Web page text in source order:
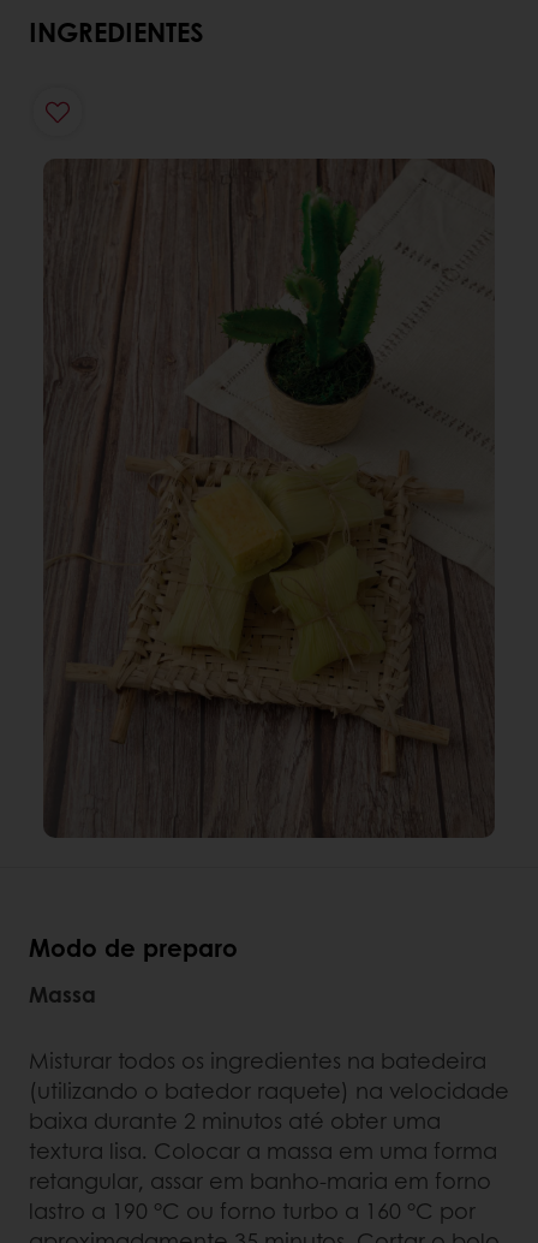
INGREDIENTES
Modo de preparo
Massa
Misturar todos os ingredientes na batedeira
(utilizando o batedor raquete) na velocidade
baixa durante 2 minutos até obter uma
textura lisa. Colocar a massa em uma forma
retangular, assar em banho-maria em forno
lastro a 190 °C ou forno turbo a 160 °C por